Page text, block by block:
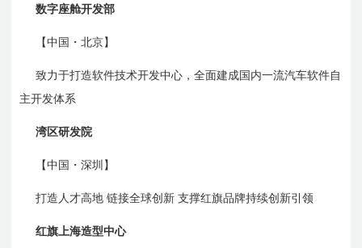
数字座舱开发部
【中国・北京】
致力于打造软件技术开发中心，全面建成国内一流汽车软件自
主开发体系
湾区研发院
【中国・深圳】
打造人才高地 链接全球创新 支撑红旗品牌持续创新引领
红旗上海造型中心